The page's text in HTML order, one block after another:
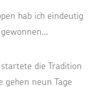
hab ich eindeutig
die Tradition
gehen neun Tage